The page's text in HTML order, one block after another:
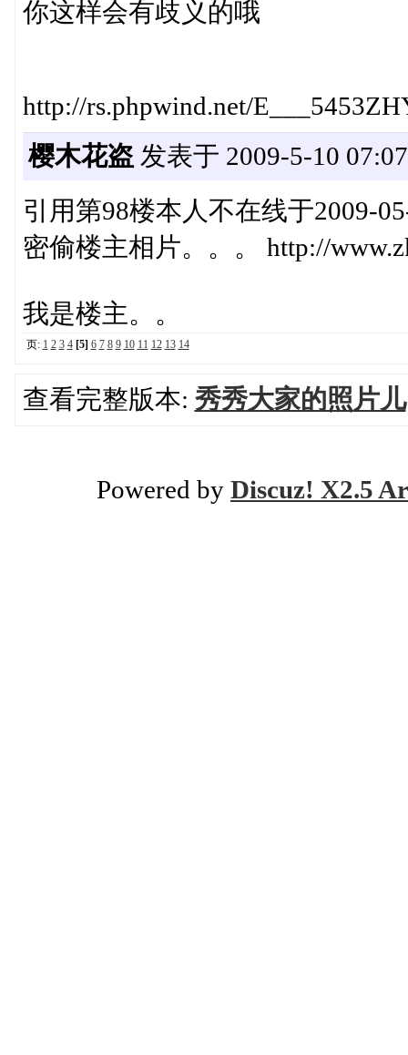
你这样会有歧义的哦
http://rs.phpwind.net/
樱木花盗 发表于 2009-5-10
引用第98楼本人不在线于2009-
密偷楼主相片。。。 http://
我是楼主。。
页: 1 2 3 4 [5] 6 7 8 9 10 11 12 13 14
查看完整版本: 秀秀大家的照片儿
Powered by Discuz! X2.5